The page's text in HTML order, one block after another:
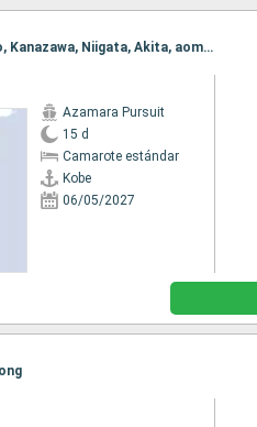
Itinerario : Kobe, Kochi, Hiroshima, kitakyushu, Nagasaki, Busan, Sakai-Minato, Kanazawa, Niigata, Akita, aomori, Tokyo
Azamara Pursuit
15 d
Camarote estándar
Kobe
06/05/2027